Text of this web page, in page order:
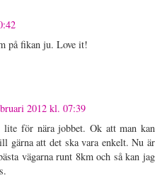
på fikan ju. Love it!
2012 kl. 07:39
för nära jobbet. Ok att man kan
gärna att det ska vara enkelt. Nu är
vägarna runt 8km och så kan jag